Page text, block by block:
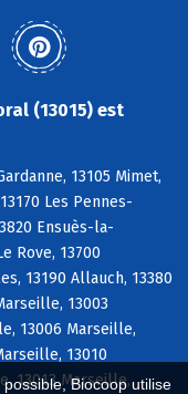
Biocoop utilise
(13015) est
13105 Mimet,
Les Pennes-
Ensuès-la-
Rove, 13700
13190 Allauch, 13380
13003
13006 Marseille,
13010
13013 Marseille,